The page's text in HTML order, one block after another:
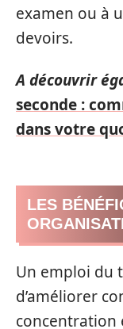
examen ou à
devoirs.
A découvrir
seconde :
dans votre
LES
Un emploi du
d’améliorer
concentration